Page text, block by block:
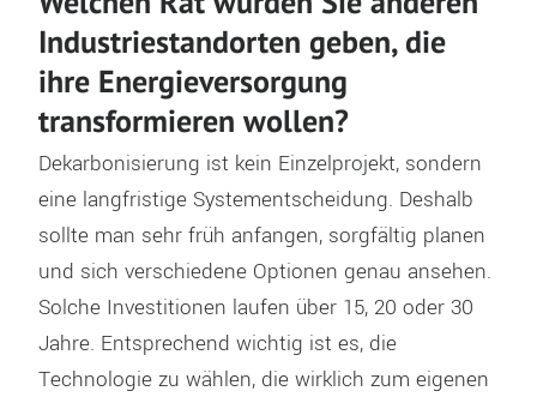
Industriestandorten geben, die
ihre Energieversorgung
transformieren wollen?
Dekarbonisierung ist kein Einzelprojekt, sondern
eine langfristige Systementscheidung. Deshalb
sollte man sehr früh anfangen, sorgfältig planen
und sich verschiedene Optionen genau ansehen.
Solche Investitionen laufen über 15, 20 oder 30
Jahre. Entsprechend wichtig ist es, die
Technologie zu wählen, die wirklich zum eigenen